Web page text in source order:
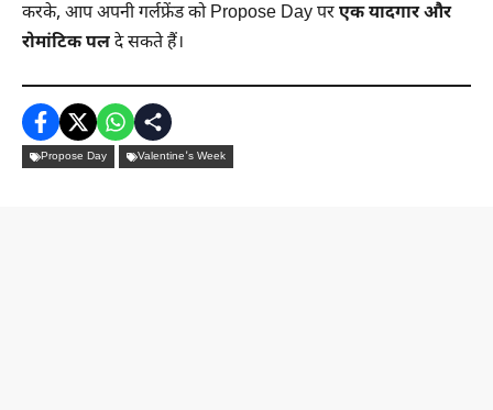
करके, आप अपनी गर्लफ्रेंड को Propose Day परएक यादगार और
रोमांटिक पलदे सकते हैं।
Propose Day Valentine's Week